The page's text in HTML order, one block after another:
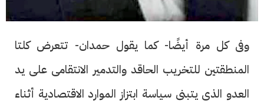
وفى كل مرة أيضًا- كما يقول حمدان- تتعرض كلتا
المنطقتين للتخريب الحاقد والتدمير الانتقامى على يد
العدو الذى يتبنى سياسة ابتزاز الموارد الاقتصادية أثناء